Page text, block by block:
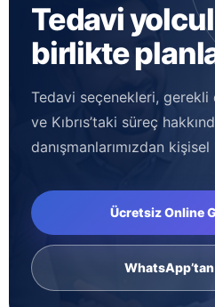
Tedavi
birlikte
Tedavi seçenekleri,
ve Kıbrıs’taki süreç
danışmanlarımızdan
Ücretsiz Online
WhatsApp’tan